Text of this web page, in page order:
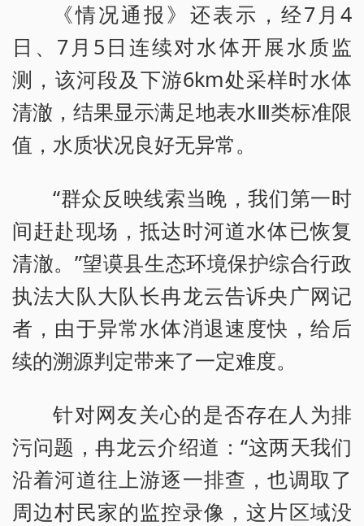
《情况通报》还表示，经7月4
日、7月5日连续对水体开展水质监
测，该河段及下游6km处采样时水体
清澈，结果显示满足地表水Ⅲ类标准限
值，水质状况良好无异常。
“群众反映线索当晚，我们第一时
间赶赴现场，抵达时河道水体已恢复
清澈。”望谟县生态环境保护综合行政
执法大队大队长冉龙云告诉央广网记
者，由于异常水体消退速度快，给后
续的溯源判定带来了一定难度。
针对网友关心的是否存在人为排
污问题，冉龙云介绍道：“这两天我们
沿着河道往上游逐一排查，也调取了
周边村民家的监控录像，这片区域没